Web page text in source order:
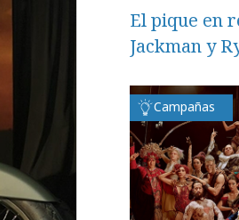
El pique en
Jackman y
Campañas